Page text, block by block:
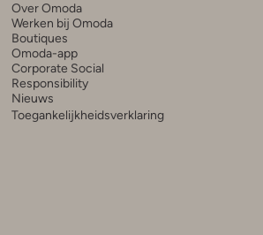
Over Omoda
Werken bij Omoda
Boutiques
Omoda-app
Corporate Social
Responsibility
Nieuws
Toegankelijkheidsverklaring